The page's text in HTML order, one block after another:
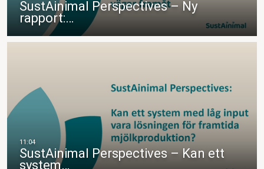
SustAinimal Perspectives – Ny
rapport:…
SustAinimal Perspectives – Kan ett
system…